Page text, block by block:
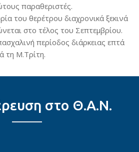
παραθεριστές.
του θερέτρου διαχρονικά ξεκινά
στο τέλος του Σεπτεμβρίου.
περίοδος διάρκειας επτά
τη Μ.Τρίτη.
στο Θ.Α.Ν.